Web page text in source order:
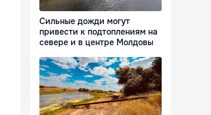
Сильные дожди могут
привести к подтоплениям на
севере и в центре Молдовы